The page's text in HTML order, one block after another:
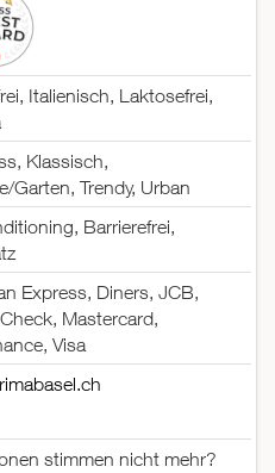
Italienisch, Laktosefrei,
Klassisch,
Garten, Trendy, Urban
Barrierefrei,
Express, Diners, JCB,
Mastercard,
Visa
stimmen nicht mehr?